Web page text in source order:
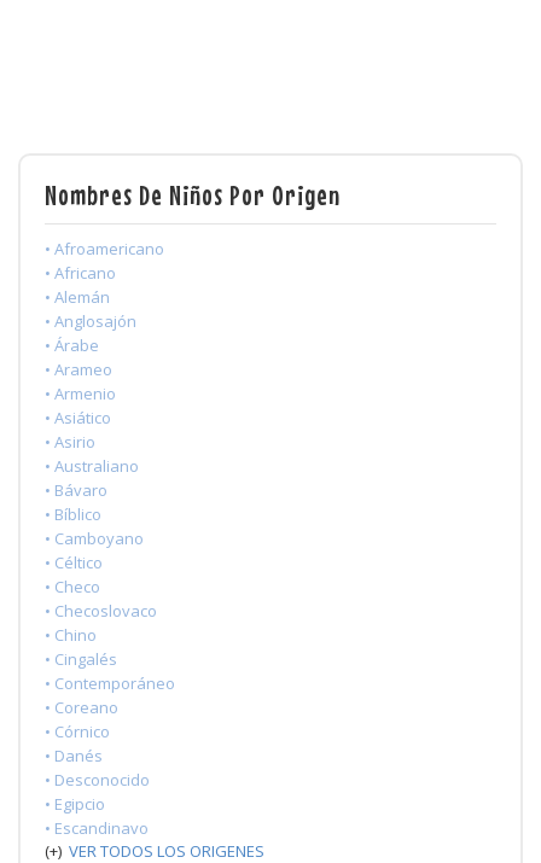
Nombres De Niños Por Origen
• Afroamericano
• Africano
• Alemán
• Anglosajón
• Árabe
• Arameo
• Armenio
• Asiático
• Asirio
• Australiano
• Bávaro
• Bíblico
• Camboyano
• Céltico
• Checo
• Checoslovaco
• Chino
• Cingalés
• Contemporáneo
• Coreano
• Córnico
• Danés
• Desconocido
• Egipcio
• Escandinavo
(+) VER TODOS LOS ORIGENES